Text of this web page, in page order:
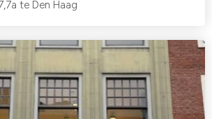
te Den Haag